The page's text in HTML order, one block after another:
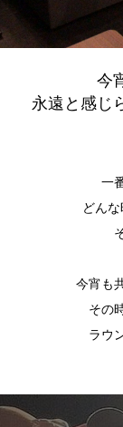
今
永遠と感じ
一
どん
今宵も
その
ラウ